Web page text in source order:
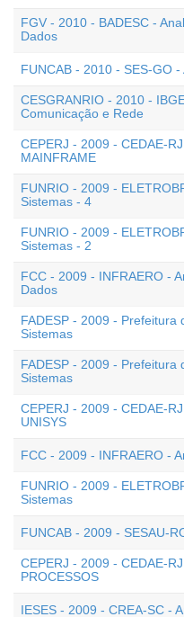
FGV - 2010 - BADESC -
Dados
FUNCAB - 2010 - SES-GO
CESGRANRIO - 2010 -
Comunicação e Rede
CEPERJ - 2009 - CEDAE-
MAINFRAME
FUNRIO - 2009 -
Sistemas - 4
FUNRIO - 2009 -
Sistemas - 2
FCC - 2009 - INFRAERO -
Dados
FADESP - 2009 - Prefeitura
Sistemas
FADESP - 2009 - Prefeitura
Sistemas
CEPERJ - 2009 - CEDAE-
UNISYS
FCC - 2009 - INFRAERO -
FUNRIO - 2009 -
Sistemas
FUNCAB - 2009 - SESAU-
CEPERJ - 2009 - CEDAE-
PROCESSOS
IESES - 2009 - CREA-SC -